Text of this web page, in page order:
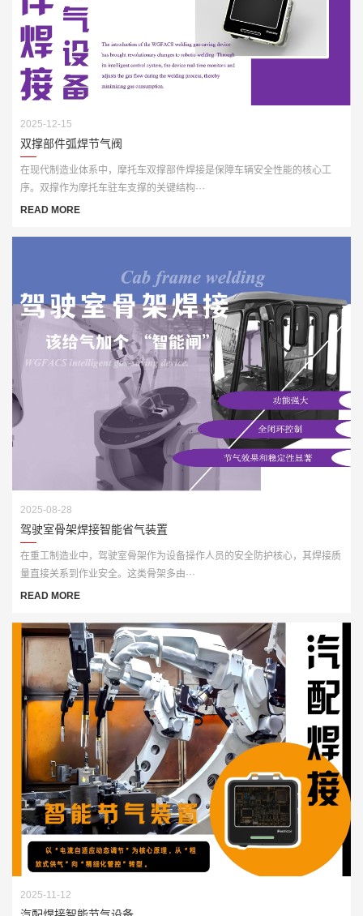
2025-12-15
双撑部件弧焊节气阀
在现代制造业体系中，摩托车双撑部件焊接是保障车辆安全性能的核心工
序。双撑作为摩托车驻车支撑的关键结构···
READ MORE
2025-08-28
驾驶室骨架焊接智能省气装置
在重工制造业中，驾驶室骨架作为设备操作人员的安全防护核心，其焊接质
量直接关系到作业安全。这类骨架多由···
READ MORE
2025-11-12